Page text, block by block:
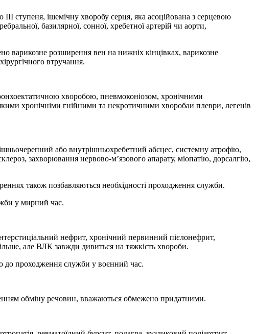
ступеня, ішемічну хворобу серця, яка асоційована з серцевою
базилярної, сонної, хребетної артерій чи аорти,
варикозне розширення вен на нижніх кінцівках, варикозне
втручання.
хворобою, пневмоконіозом, хронічними
хронічніми гнійними та некротичними хворобаи плеври, легенів
або внутрішньохребетний абсцес, системну атрофію,
захворювання нервово-м’язового апарату, міопатію, дорсалгію,
також позбавляються необхідності проходження служби.
у мирний час.
нефрит, хронічний первинний пієлонефрит,
але ВЛК завжди дивиться на тяжкість хвороби.
до проходження служби у воєнний час.
обміну речовин, вважаються обмежено придатними.